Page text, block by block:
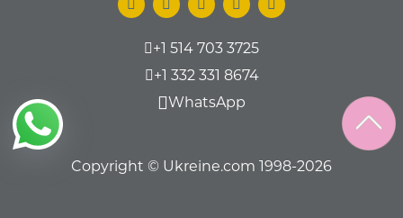
+1 514 703 3725
+1 332 331 8674
WhatsApp
Copyright © Ukreine.com 1998-2026